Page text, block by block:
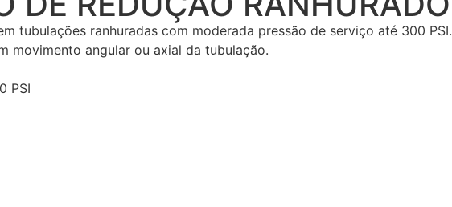
tubulações ranhuradas com moderada pressão de serviço até 300 PSI.
movimento angular ou axial da tubulação.
PSI